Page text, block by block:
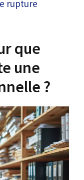
rupture
que
une
?